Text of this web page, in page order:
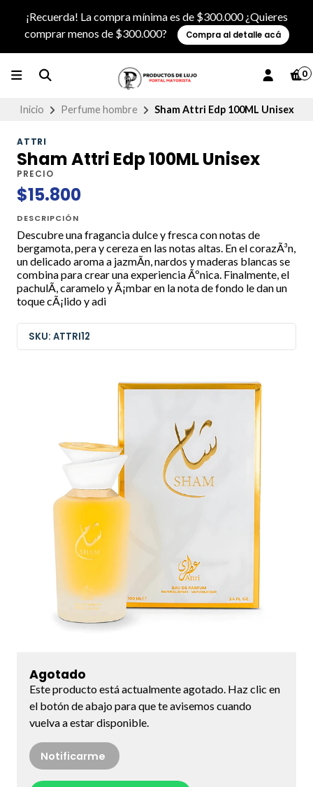
¡Recuerda! La compra mínima es de $300.000 ¿Quieres
comprar menos de $300.000?
Compra al detalle acá
0
Inicio Perfume hombre Sham Attri Edp 100ML Unisex
ATTRI
Sham Attri Edp 100ML Unisex
PRECIO
$15.800
DESCRIPCIÓN
Descubre una fragancia dulce y fresca con notas de
bergamota, pera y cereza en las notas altas. En el corazÃ³n,
un delicado aroma a jazmÃ­n, nardos y maderas blancas se
combina para crear una experiencia Ãºnica. Finalmente, el
pachulÃ­, caramelo y Ã¡mbar en la nota de fondo le dan un
toque cÃ¡lido y adi
SKU: ATTRI12
Agotado
Este producto está actualmente agotado. Haz clic en
el botón de abajo para que te avisemos cuando
vuelva a estar disponible.
Notificarme